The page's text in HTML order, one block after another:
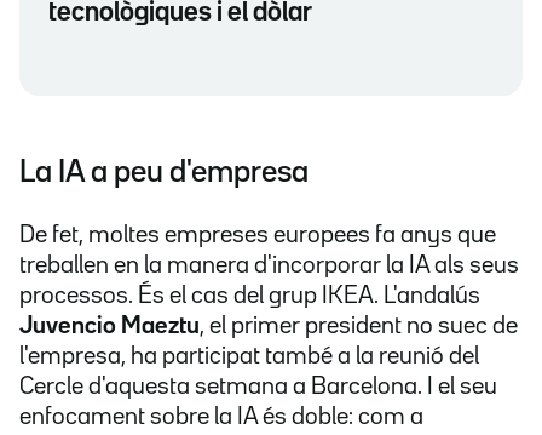
tecnològiques i el dòlar
La IA a peu d'empresa
De fet, moltes empreses europees fa anys que
treballen en la manera d'incorporar la IA als seus
processos. És el cas del grup IKEA. L'andalús
Juvencio Maeztu, el primer president no suec de
l'empresa, ha participat també a la reunió del
Cercle d'aquesta setmana a Barcelona. I el seu
enfocament sobre la IA és doble: com a